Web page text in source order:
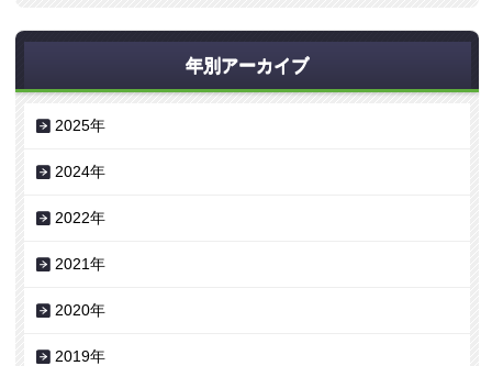
年別アーカイブ
2025年
2024年
2022年
2021年
2020年
2019年